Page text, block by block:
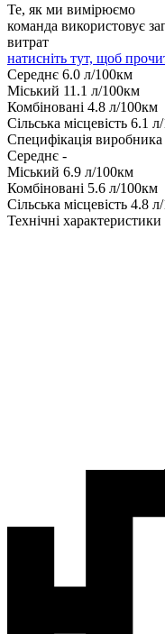
Те, як ми вимірюємо
команда використовує
витрат
натисніть тут, щоб
Середнє 6.0 л/100км
Міський 11.1 л/100км
Комбіновані 4.8 л/100км
Сільська місцевість 6.1
Специфікація виробника
Середнє -
Міський 6.9 л/100км
Комбіновані 5.6 л/100км
Сільська місцевість 4.8
Технічні